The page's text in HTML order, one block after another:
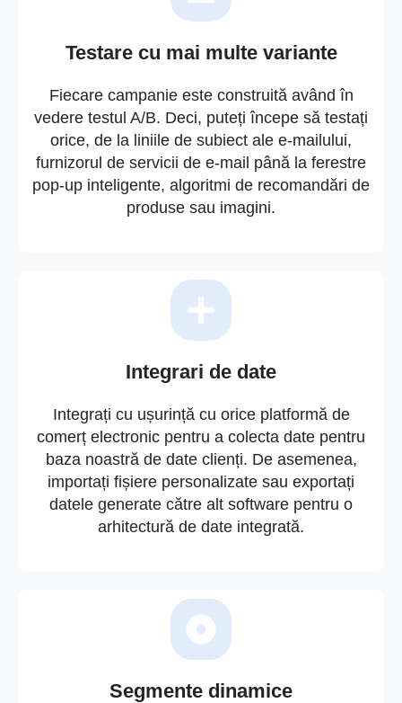
Testare cu mai multe variante
Fiecare campanie este construită având în
vedere testul A/B. Deci, puteți începe să testați
orice, de la liniile de subiect ale e-mailului,
furnizorul de servicii de e-mail până la ferestre
pop-up inteligente, algoritmi de recomandări de
produse sau imagini.
Integrari de date
Integrați cu ușurință cu orice platformă de
comerț electronic pentru a colecta date pentru
baza noastră de date clienți. De asemenea,
importați fișiere personalizate sau exportați
datele generate către alt software pentru o
arhitectură de date integrată.
Segmente dinamice